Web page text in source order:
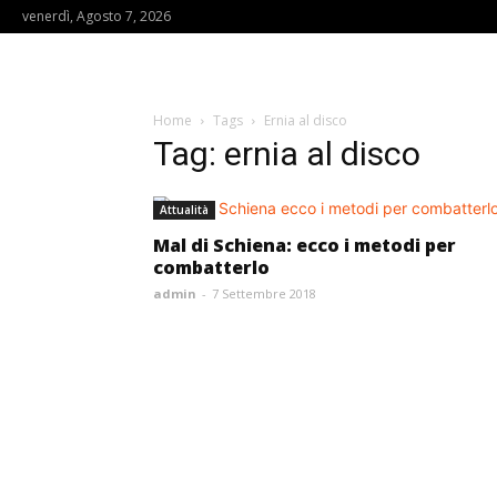
venerdì, Agosto 7, 2026
Home Tags Ernia al disco
Tag: ernia al disco
Attualità
Mal di Schiena: ecco i metodi per
combatterlo
admin - 7 Settembre 2018